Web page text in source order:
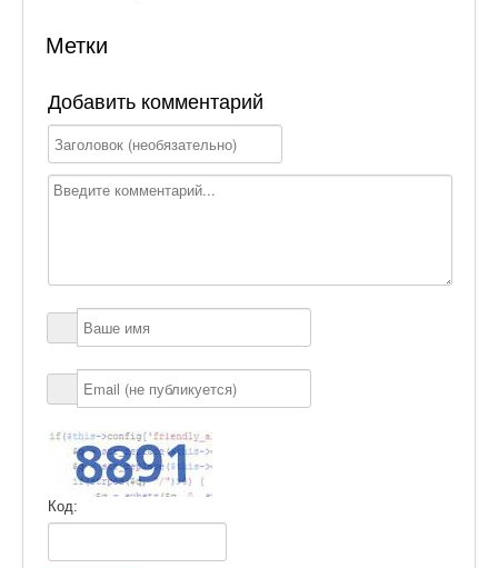
Метки
Добавить комментарий
Код: